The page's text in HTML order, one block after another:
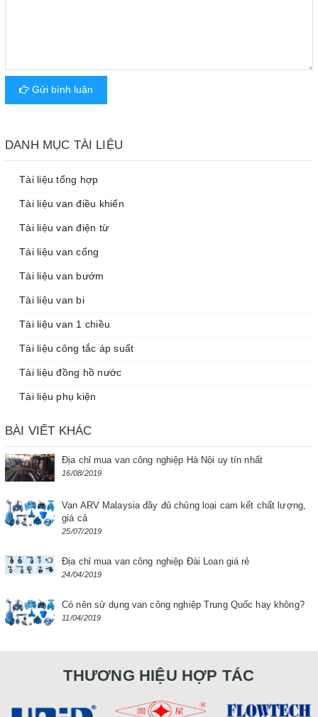
Gửi bình luận
DANH MỤC TÀI LIỆU
Tài liệu tổng hợp
Tài liệu van điều khiển
Tài liệu van điện từ
Tài liệu van cổng
Tài liệu van bướm
Tài liệu van bi
Tài liệu van 1 chiều
Tài liệu công tắc áp suất
Tài liệu đồng hồ nước
Tài liệu phụ kiện
BÀI VIẾT KHÁC
Địa chỉ mua van công nghiệp Hà Nội uy tín nhất
16/08/2019
Van ARV Malaysia đầy đủ chủng loại cam kết chất lượng,
giá cả
25/07/2019
Địa chỉ mua van công nghiệp Đài Loan giá rẻ
24/04/2019
Có nên sử dụng van công nghiệp Trung Quốc hay không?
11/04/2019
THƯƠNG HIỆU HỢP TÁC